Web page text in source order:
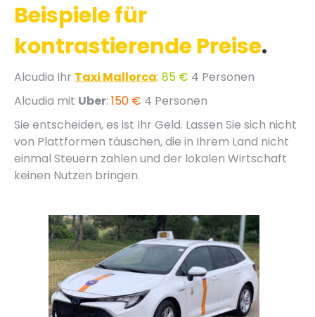
Beispiele für
kontrastierende Preise.
Alcudia Ihr Taxi Mallorca: 85 € 4 Personen
Alcudia mit Uber: 150 € 4 Personen
Sie entscheiden, es ist Ihr Geld. Lassen Sie sich nicht
von Plattformen täuschen, die in Ihrem Land nicht
einmal Steuern zahlen und der lokalen Wirtschaft
keinen Nutzen bringen.